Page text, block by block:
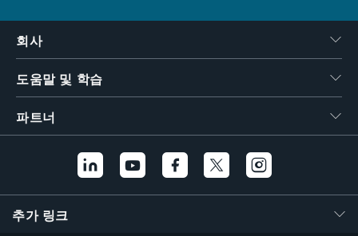
회사
도움말 및 학습
파트너
추가 링크